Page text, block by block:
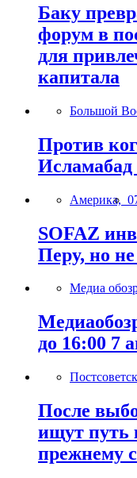
Баку
форум в
для
капитала
Большой
Против
Америка,
SOFAZ
Перу, но
Медиа
до 16:00 7
После
ищут путь
прежнему